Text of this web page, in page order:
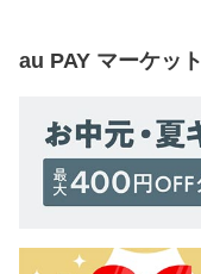
au PAY マーケット